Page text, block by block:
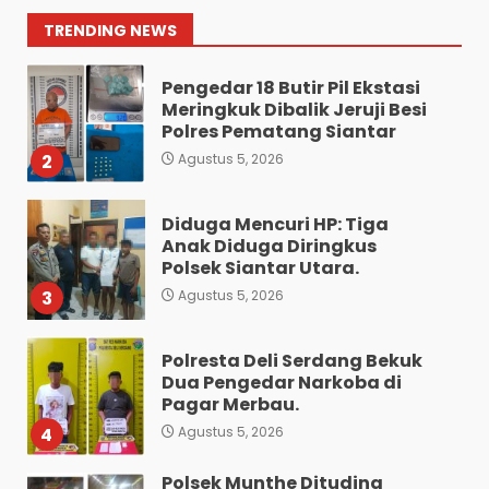
TRENDING NEWS
1 Agustus 5, 2026
2
Pengedar 18 Butir Pil Ekstasi
Meringkuk Dibalik Jeruji Besi
Polres Pematang Siantar
Agustus 5, 2026
3
Diduga Mencuri HP: Tiga
Anak Diduga Diringkus
Polsek Siantar Utara.
Agustus 5, 2026
4
Polresta Deli Serdang Bekuk
Dua Pengedar Narkoba di
Pagar Merbau.
Agustus 5, 2026
Polsek Munthe Dituding